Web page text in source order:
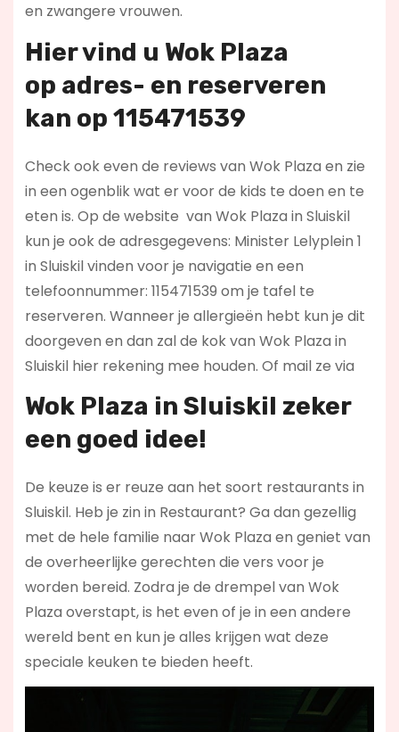
en zwangere vrouwen.
Hier vind u Wok Plaza
op adres- en reserveren
kan op 115471539
Check ook even de reviews van Wok Plaza en zie
in een ogenblik wat er voor de kids te doen en te
eten is. Op de website van Wok Plaza in Sluiskil
kun je ook de adresgegevens: Minister Lelyplein 1
in Sluiskil vinden voor je navigatie en een
telefoonnummer: 115471539 om je tafel te
reserveren. Wanneer je allergieën hebt kun je dit
doorgeven en dan zal de kok van Wok Plaza in
Sluiskil hier rekening mee houden. Of mail ze via
Wok Plaza in Sluiskil zeker
een goed idee!
De keuze is er reuze aan het soort restaurants in
Sluiskil. Heb je zin in Restaurant? Ga dan gezellig
met de hele familie naar Wok Plaza en geniet van
de overheerlijke gerechten die vers voor je
worden bereid. Zodra je de drempel van Wok
Plaza overstapt, is het even of je in een andere
wereld bent en kun je alles krijgen wat deze
speciale keuken te bieden heeft.